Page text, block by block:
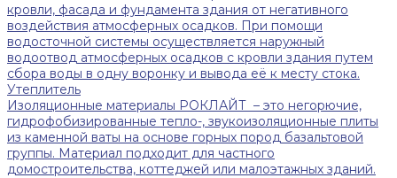
кровли, фасада и фундамента здания от негативного
воздействия атмосферных осадков. При помощи
водосточной системы осуществляется наружный
водоотвод атмосферных осадков с кровли здания путем
сбора воды в одну воронку и вывода её к месту стока.
Утеплитель
Изоляционные материалы РОКЛАЙТ – это негорючие,
гидрофобизированные тепло-, звукоизоляционные плиты
из каменной ваты на основе горных пород базальтовой
группы. Материал подходит для частного
домостроительства, коттеджей или малоэтажных зданий.